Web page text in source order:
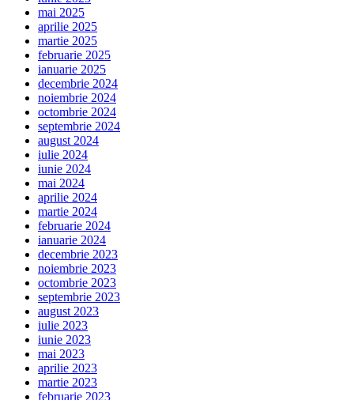
mai 2025
aprilie 2025
martie 2025
februarie 2025
ianuarie 2025
decembrie 2024
noiembrie 2024
octombrie 2024
septembrie 2024
august 2024
iulie 2024
iunie 2024
mai 2024
aprilie 2024
martie 2024
februarie 2024
ianuarie 2024
decembrie 2023
noiembrie 2023
octombrie 2023
septembrie 2023
august 2023
iulie 2023
iunie 2023
mai 2023
aprilie 2023
martie 2023
februarie 2023